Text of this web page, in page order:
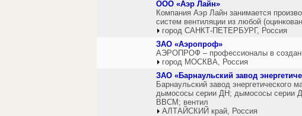
ООО «Аэр Лайн»
Компания Аэр Лайн занимается
систем вентиляции из любой
город САНКТ-ПЕТЕРБУРГ, Россия
ЗАО «Аэропроф»
АЭРОПРОФ – профессионалы в
город МОСКВА, Россия
ЗАО «Барнаульский завод
Барнаульский завод
дымососы серии ДН; дымососы серии
ВВСМ; вентил
АЛТАЙСКИЙ край, Россия